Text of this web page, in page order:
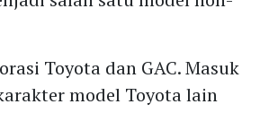
Toyota dan GAC. Masuk
model Toyota lain